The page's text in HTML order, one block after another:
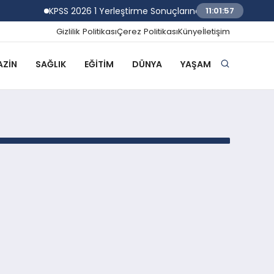
KPSS 2026 1 Yerleştirme Sonuçlarına Göre Atanacak
11:01:57
Gizlilik PolitikasıÇerez PolitikasıKünyeİletişim
SAĞLIK EĞITIM DÜNYA YAŞAM